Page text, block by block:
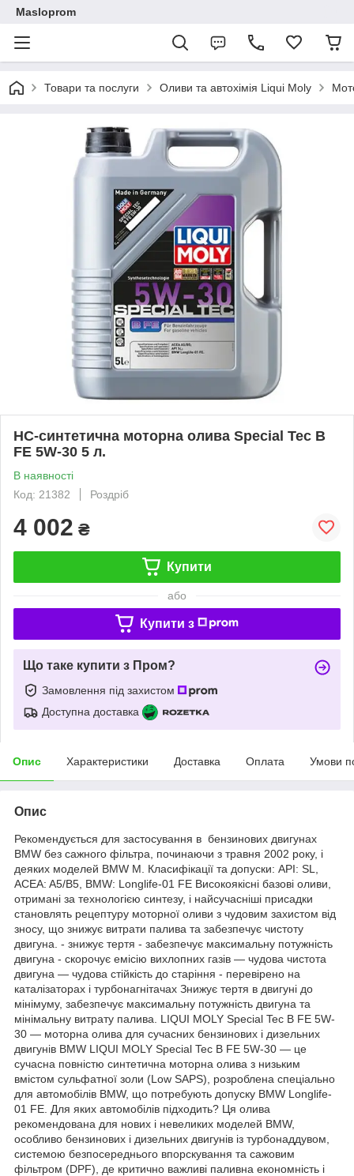
Masloprom
Товари та послуги Оливи та автохімія Liqui Moly
НС-синтетична моторна олива Special Tec B
FE 5W-30 5 л.
В наявності
Код: 21382
Роздріб
4 002 ₴
Купити
або
Купити з
Що таке купити з Пром?
Замовлення під захистом
Доступна доставка
Опис Характеристики Доставка Оплата Умови
Опис
Рекомендується для застосування в бензинових двигунах
BMW без сажного фільтра, починаючи з травня 2002 року, і
деяких моделей BMW M. Класифікації та допуски: API: SL,
ACEA: A5/B5, BMW: Longlife-01 FE Високоякісні базові оливи,
отримані за технологією синтезу, і найсучасніші присадки
становлять рецептуру моторної оливи з чудовим захистом від
зносу, що знижує витрати палива та забезпечує чистоту
двигуна. - знижує тертя - забезпечує максимальну потужність
двигуна - скорочує емісію вихлопних газів — чудова чистота
двигуна — чудова стійкість до старіння - перевірено на
каталізаторах і турбонагнітачах Знижує тертя в двигуні до
мінімуму, забезпечує максимальну потужність двигуна та
мінімальну витрату палива. LIQUI MOLY Special Tec B FE 5W-
30 — моторна олива для сучасних бензинових і дизельних
двигунів BMW LIQUI MOLY Special Tec B FE 5W-30 — це
сучасна повністю синтетична моторна олива з низьким
вмістом сульфатної золи (Low SAPS), розроблена спеціально
для автомобілів BMW, що потребують допуску BMW Longlife-
01 FE. Для яких автомобілів підходить? Ця олива
рекомендована для нових і невеликих моделей BMW,
особливо бензинових і дизельних двигунів із турбонаддувом,
системою безпосереднього впорскування та сажовим
фільтром (DPF), де критично важливі паливна економність і